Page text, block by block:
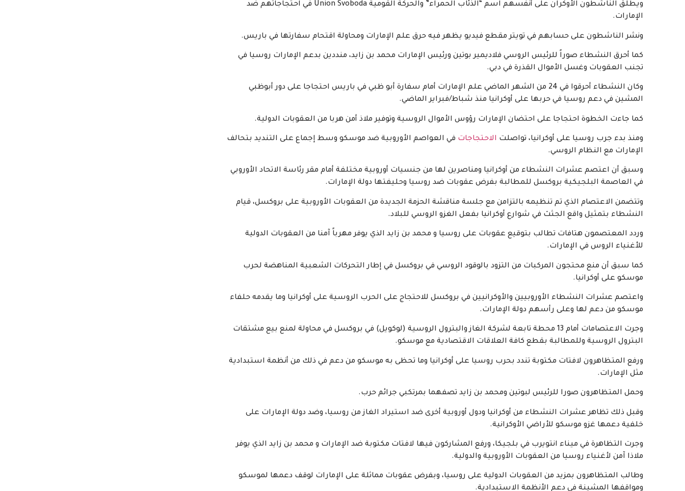
ويطلق الناشطون الأوكران على أنفسهم اسم “الذئاب الحمراء” والحركة القومية Union Svoboda في احتجاجاتهم ضد
الإمارات.
ونشر الناشطون على حسابهم في تويتر مقطع فيديو يظهر فيه حرق علم الإمارات ومحاولة اقتحام سفارتها في باريس.
كما أحرق النشطاء صوراً للرئيس الروسي فلاديمير بوتين ورئيس الإمارات محمد بن زايد، منددين بدعم الإمارات روسيا في
تجنب العقوبات وغسل الأموال القذرة في دبي.
وكان النشطاء أحرقوا في 24 من الشهر الماضي علم الإمارات أمام سفارة أبو ظبي في باريس احتجاجا على دور أبوظبي
المشين في دعم روسيا في حربها على أوكرانيا منذ شباط/فبراير الماضي.
كما جاءت الخطوة احتجاجا على احتضان الإمارات رؤوس الأموال الروسية وتوفير ملاذ أمن هربا من العقوبات الدولية.
ومنذ بدء جرب روسيا على أوكرانيا، تواصلت الاحتجاجات في العواصم الأوروبية ضد موسكو وسط إجماع على التنديد بتحالف
الإمارات مع النظام الروسي.
وسبق أن اعتصم عشرات النشطاء من أوكرانيا ومناصرين لها من جنسيات أوروبية مختلفة أمام مقر رئاسة الاتحاد الأوروبي
في العاصمة البلجيكية بروكسل للمطالبة بفرض عقوبات ضد روسيا وحليفتها دولة الإمارات.
وتتضمن الاعتصام الذي تم تنظيمه بالتزامن مع جلسة مناقشة الحزمة الجديدة من العقوبات الأوروبية على بروكسل، قيام
النشطاء بتمثيل واقع الجثث في شوارع أوكرانيا بفعل الغزو الروسي للبلاد.
وردد المعتصمون هتافات تطالب بتوقيع عقوبات على روسيا و محمد بن زايد الذي يوفر مهرباً آمنا من العقوبات الدولية
للأغنياء الروس في الإمارات.
كما سبق أن منع محتجون المركبات من التزود بالوقود الروسي في بروكسل في إطار التحركات الشعبية المناهضة لحرب
موسكو على أوكرانيا.
واعتصم عشرات النشطاء الأوروبيين والأوكرانيين في بروكسل للاحتجاج على الحرب الروسية على أوكرانيا وما يقدمه حلفاء
موسكو من دعم لها وعلى رأسهم دولة الإمارات.
وجرت الاعتصامات أمام 13 محطة تابعة لشركة الغاز والبترول الروسية (لوكويل) في بروكسل في محاولة لمنع بيع مشتقات
البترول الروسية وللمطالبة بقطع كافة العلاقات الاقتصادية مع موسكو.
ورفع المتظاهرون لافتات مكتوبة تندد بحرب روسيا على أوكرانيا وما تحظى به موسكو من دعم في ذلك من أنظمة استبدادية
مثل الإمارات.
وحمل المتظاهرون صورا للرئيس لبوتين ومحمد بن زايد تصفهما بمرتكبي جرائم حرب.
وقبل ذلك تظاهر عشرات النشطاء من أوكرانيا ودول أوروبية أخرى ضد استيراد الغاز من روسيا، وضد دولة الإمارات على
خلفية دعمها غزو موسكو للأراضي الأوكرانية.
وجرت التظاهرة في ميناء انتويرب في بلجيكا، ورفع المشاركون فيها لافتات مكتوبة ضد الإمارات و محمد بن زايد الذي يوفر
ملاذا آمن لأغنياء روسيا من العقوبات الأوروبية والدولية.
وطالب المتظاهرون بمزيد من العقوبات الدولية على روسيا، وبفرض عقوبات مماثلة على الإمارات لوقف دعمها لموسكو
ومواقفها المشينة في دعم الأنظمة الاستبدادية.